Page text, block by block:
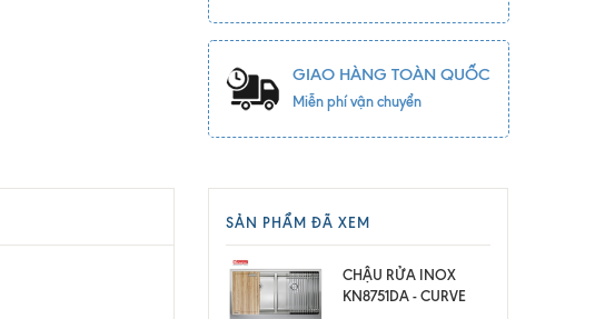
GIAO HÀNG TOÀN QUỐC
Miễn phí vận chuyển
SẢN PHẨM ĐÃ XEM
CHẬU RỬA INOX
KN8751DA - CURVE